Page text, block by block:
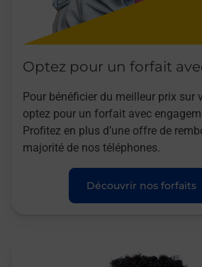
Optez pour un forfait
Pour bénéficier du meilleur prix sur
optez pour un forfait avec
Profitez en plus d’une offre de
majorité de nos téléphones.
Découvrir nos forfaits